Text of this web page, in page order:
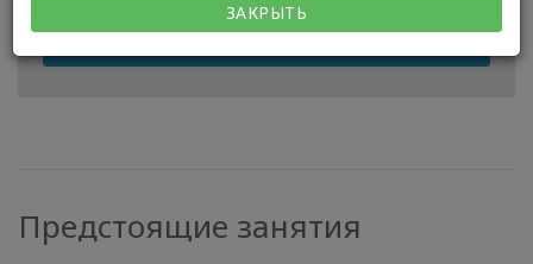
ЗАКРЫТЬ
Предстоящие занятия